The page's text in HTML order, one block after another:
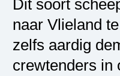
Dit soort
naar Vlieland
zelfs aardig
crewtenders in